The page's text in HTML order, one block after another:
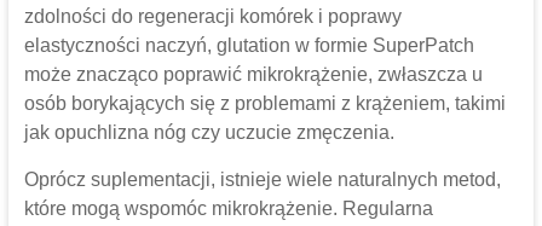
zdolności do regeneracji komórek i poprawy
elastyczności naczyń, glutation w formie SuperPatch
może znacząco poprawić mikrokrążenie, zwłaszcza u
osób borykających się z problemami z krążeniem, takimi
jak opuchlizna nóg czy uczucie zmęczenia.
Oprócz suplementacji, istnieje wiele naturalnych metod,
które mogą wspomóc mikrokrążenie. Regularna